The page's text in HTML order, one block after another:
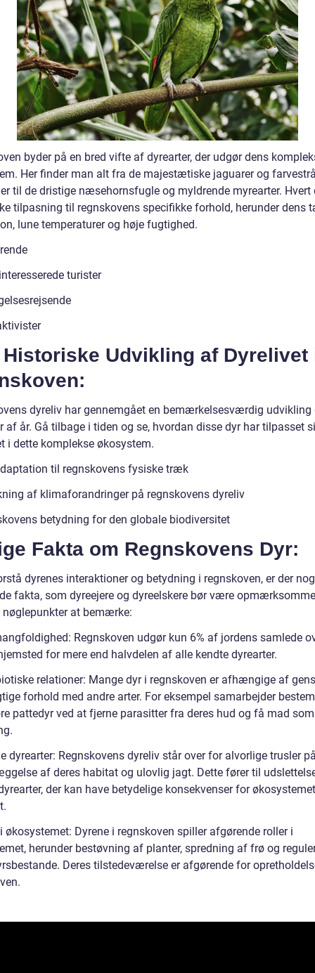
byder på en bred vifte af dyrearter, der udgør dens
Her finder man alt fra de majestætiske jaguarer og
til de dristige næsehornsfugle og myldrende myrearter. Hvert
tilpasning til regnskovens specifikke forhold, herunder dens
lune temperaturer og høje fugtighed.
turister
Historiske Udvikling af Dyrelivet
dyreliv har gennemgået en bemærkelsesværdig udvikling
af år. Gå tilbage i tiden og se, hvordan disse dyr har tilpasset
i dette komplekse økosystem.
til regnskovens fysiske træk
af klimaforandringer på regnskovens dyreliv
betydning for den globale biodiversitet
Fakta om Regnskovens Dyr:
dyrenes interaktioner og betydning i regnskoven, er der
fakta, som dyreejere og dyreelskere bør være
nøglepunkter at bemærke:
Regnskoven udgør kun 6% af jordens samlede
for mere end halvdelen af alle kendte dyrearter.
relationer: Mange dyr i regnskoven er afhængige af
forhold med andre arter. For eksempel samarbejder
pattedyr ved at fjerne parasitter fra deres hud og få mad som
dyrearter: Regnskovens dyreliv står over for alvorlige trusler
af deres habitat og ulovlig jagt. Dette fører til
der kan have betydelige konsekvenser for
økosystemet: Dyrene i regnskoven spiller afgørende roller i
herunder bestøvning af planter, spredning af frø og
Deres tilstedeværelse er afgørende for